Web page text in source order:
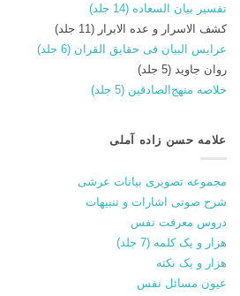
تفسیر بیان السعاده (14 جلد)
کشف الاسرار و عده الابرار (11 جلد)
عرایس البیان فی حقایق القران (6 جلد)
روان جاوید (5 جلد)
خلاصه منهج‌الصادقین (5 جلد)
علامه حسن زاده آملی
مجموعه تصویری بیانات عرشی
شرح صوتی اشارات و تنبیهات
دروس معرفت نفس
هزار و یک کلمه (7 جلد)
هزار و یک نکته
عیون مسائل نفس